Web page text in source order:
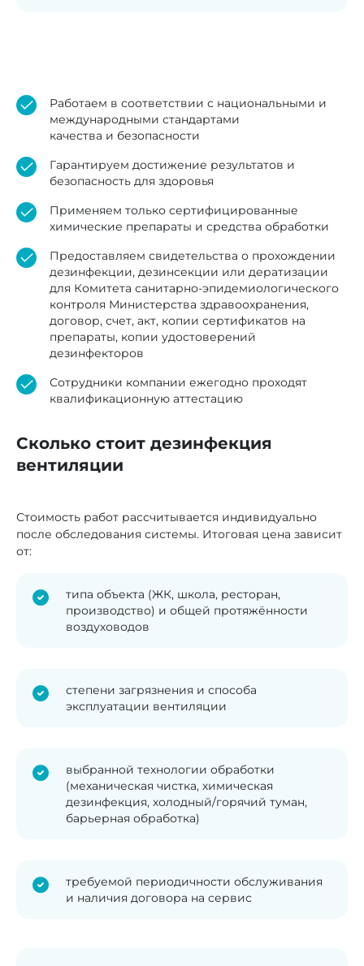
Работаем в соответствии с национальными и
международными стандартами
качества и безопасности
Гарантируем достижение результатов и
безопасность для здоровья
Применяем только сертифицированные
химические препараты и средства обработки
Предоставляем свидетельства о прохождении
дезинфекции, дезинсекции или дератизации
для Комитета санитарно-эпидемиологического
контроля Министерства здравоохранения,
договор, счет, акт, копии сертификатов на
препараты, копии удостоверений
дезинфекторов
Сотрудники компании ежегодно проходят
квалификационную аттестацию
Сколько стоит дезинфекция
вентиляции
Стоимость работ рассчитывается индивидуально
после обследования системы. Итоговая цена зависит
от:
типа объекта (ЖК, школа, ресторан,
производство) и общей протяжённости
воздуховодов
степени загрязнения и способа
эксплуатации вентиляции
выбранной технологии обработки
(механическая чистка, химическая
дезинфекция, холодный/горячий туман,
барьерная обработка)
требуемой периодичности обслуживания
и наличия договора на сервис